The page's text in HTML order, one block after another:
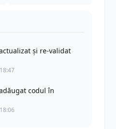
şi re-validat
codul în